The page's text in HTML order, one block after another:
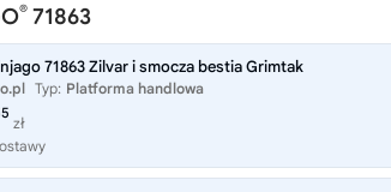
® 71863
71863 Zilvar i smocza bestia Grimtak
Typ: Platforma handlowa
zł